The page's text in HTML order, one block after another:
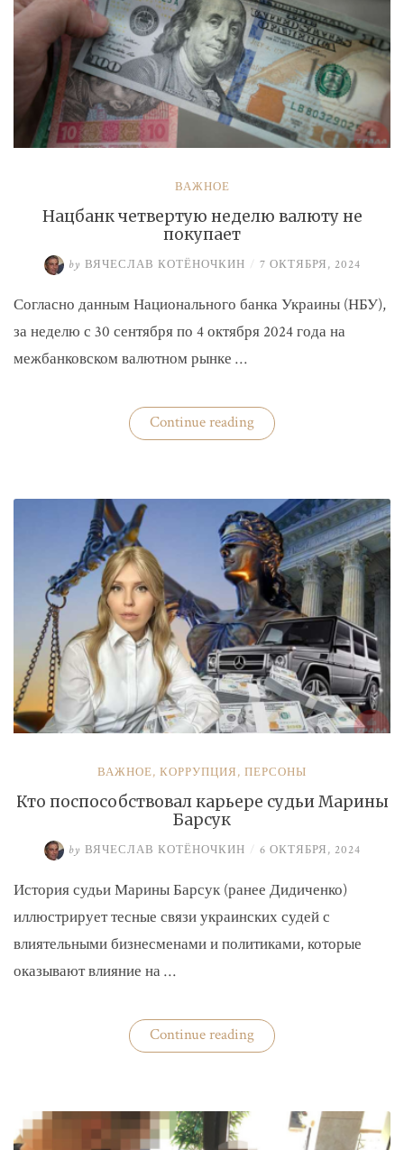
ВАЖНОЕ
Нацбанк четвертую неделю валюту не
покупает
by ВЯЧЕСЛАВ КОТЁНОЧКИН / 7 ОКТЯБРЯ, 2024
Согласно данным Национального банка Украины (НБУ),
за неделю с 30 сентября по 4 октября 2024 года на
межбанковском валютном рынке …
Continue reading«Нацбанк
четвертую
покупает»
ВАЖНОЕ, КОРРУПЦИЯ, ПЕРСОНЫ
Кто поспособствовал карьере судьи Марины
Барсук
by ВЯЧЕСЛАВ КОТЁНОЧКИН / 6 ОКТЯБРЯ, 2024
История судьи Марины Барсук (ранее Дидиченко)
иллюстрирует тесные связи украинских судей с
влиятельными бизнесменами и политиками, которые
оказывают влияние на …
Continue reading«Кто
поспособствовал
Барсук»